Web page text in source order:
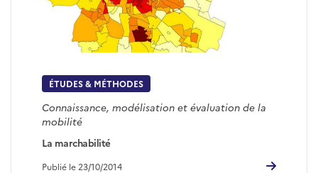
ÉTUDES & MÉTHODES
Connaissance, modélisation et évaluation de la
mobilité
La marchabilité
Publié le 23/10/2014